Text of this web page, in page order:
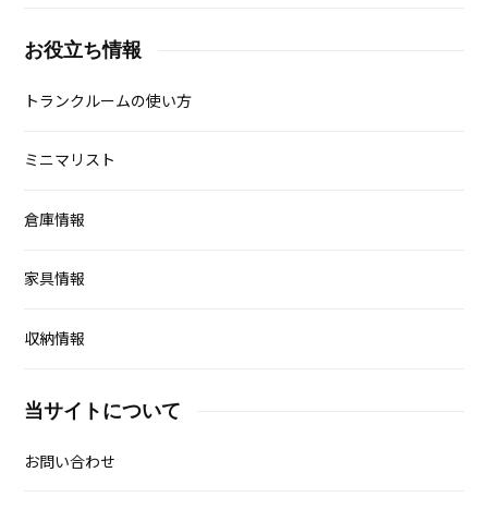
お役立ち情報
トランクルームの使い方
ミニマリスト
倉庫情報
家具情報
収納情報
当サイトについて
お問い合わせ